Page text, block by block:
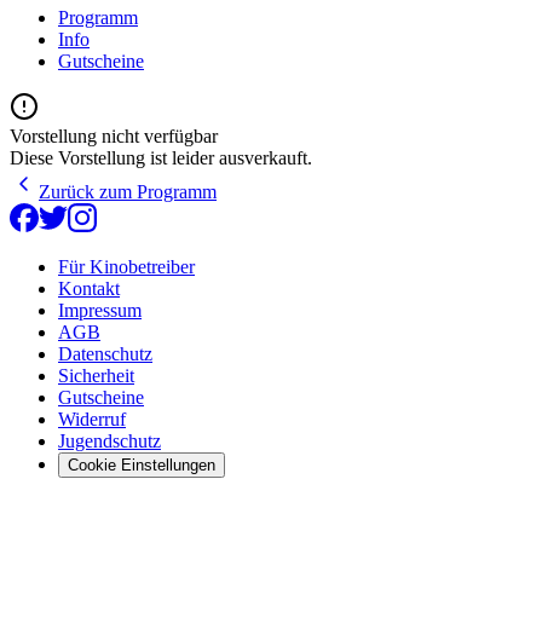
Programm
Info
Gutscheine
Vorstellung nicht verfügbar
Diese Vorstellung ist leider ausverkauft.
Zurück zum Programm
Für Kinobetreiber
Kontakt
Impressum
AGB
Datenschutz
Sicherheit
Gutscheine
Widerruf
Jugendschutz
Cookie Einstellungen